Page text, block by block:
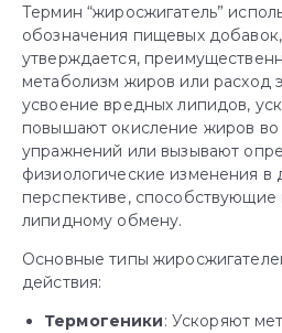
Термин “жиросжигатель”
обозначения пищевых
утверждается,
метаболизм жиров или расход
усвоение вредных липидов,
повышают окисление жиров во
упражнений или вызывают
физиологические изменения в
перспективе, способствующие
липидному обмену.
Основные типы
действия:
Термогеники: Ускоряют